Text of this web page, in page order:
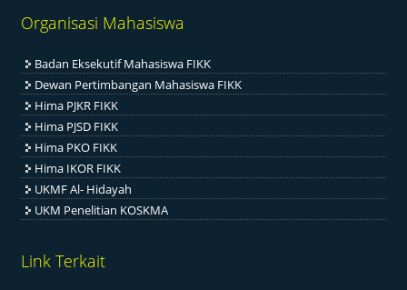
Organisasi Mahasiswa
Badan Eksekutif Mahasiswa FIKK
Dewan Pertimbangan Mahasiswa FIKK
Hima PJKR FIKK
Hima PJSD FIKK
Hima PKO FIKK
Hima IKOR FIKK
UKMF Al- Hidayah
UKM Penelitian KOSKMA
Link Terkait